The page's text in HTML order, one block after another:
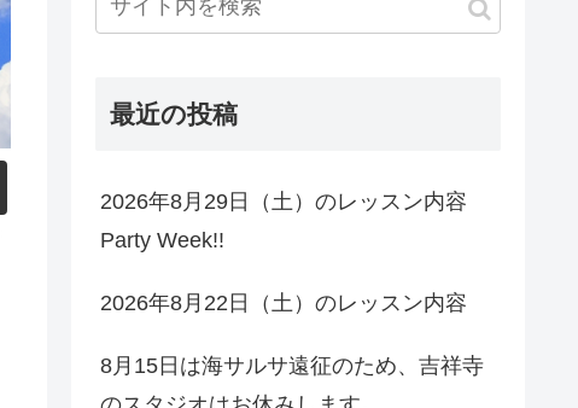
最近の投稿
2026年8月29日（土）のレッスン内容
Party Week!!
2026年8月22日（土）のレッスン内容
8月15日は海サルサ遠征のため、吉祥寺